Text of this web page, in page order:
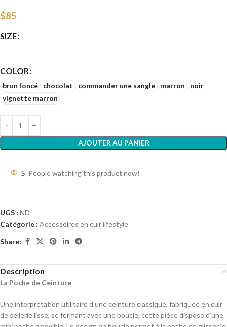
$85
SIZE
COLOR
brun foncé chocolat commander une sangle marron
noir
vignette marron
AJOUTER AU PANIER
5 People watching this product now!
UGS : ND
Catégorie : Accessoires en cuir lifestyle
Share:
Description
La Poche de Ceinture
Une interprétation utilitaire d’une ceinture classique, fabriquée en cuir
de sellerie lisse, se fermant avec une boucle, cette pièce dispose d’une